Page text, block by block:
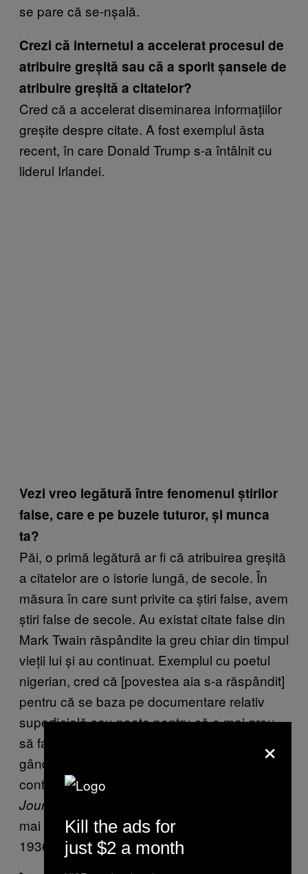
se pare că se-nșală.
Crezi că internetul a accelerat procesul de
atribuire greșită sau că a sporit șansele de
atribuire greșită a citatelor?
Cred că a accelerat diseminarea informațiilor
greșite despre citate. A fost exemplul ăsta
recent, în care Donald Trump s-a întâlnit cu
liderul Irlandei.
Vezi vreo legătură între fenomenul știrilor
false, care e pe buzele tuturor, și munca
ta?
Păi, o primă legătură ar fi că atribuirea greșită
a citatelor are o istorie lungă, de secole. În
măsura în care sunt privite ca știri false, avem
știri false de secole. Au existat citate false din
Mark Twain răspândite la greu chiar din timpul
vieții lui și au continuat. Exemplul cu poetul
nigerian, cred că [povestea aia s-a răspândit]
pentru că se baza pe documentare relativ
superficială sau poate pentru că e mai greu
să faci documentare ca lumea. Și nu s-au
gândit să mă contacteze. De fapt, m-a
contactat Ben Zimmer de la
Journal
mai veche apariție a citatului, pe 3 martie
1936.
×
Kill the ads for
just $2 a month